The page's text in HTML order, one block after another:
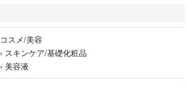
コスメ/美容
› スキンケア/基礎化粧品
› 美容液